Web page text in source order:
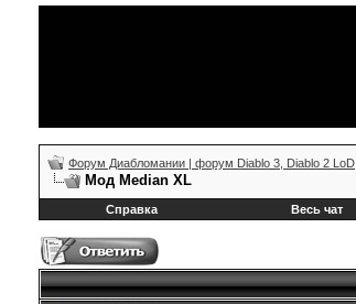
Форум Диабломании | форум Diablo 3, Diablo 2 LoD
Мод Median XL
Справка
Весь чат